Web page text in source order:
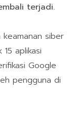
terjadi.
siber
aplikasi
Google
pengguna di